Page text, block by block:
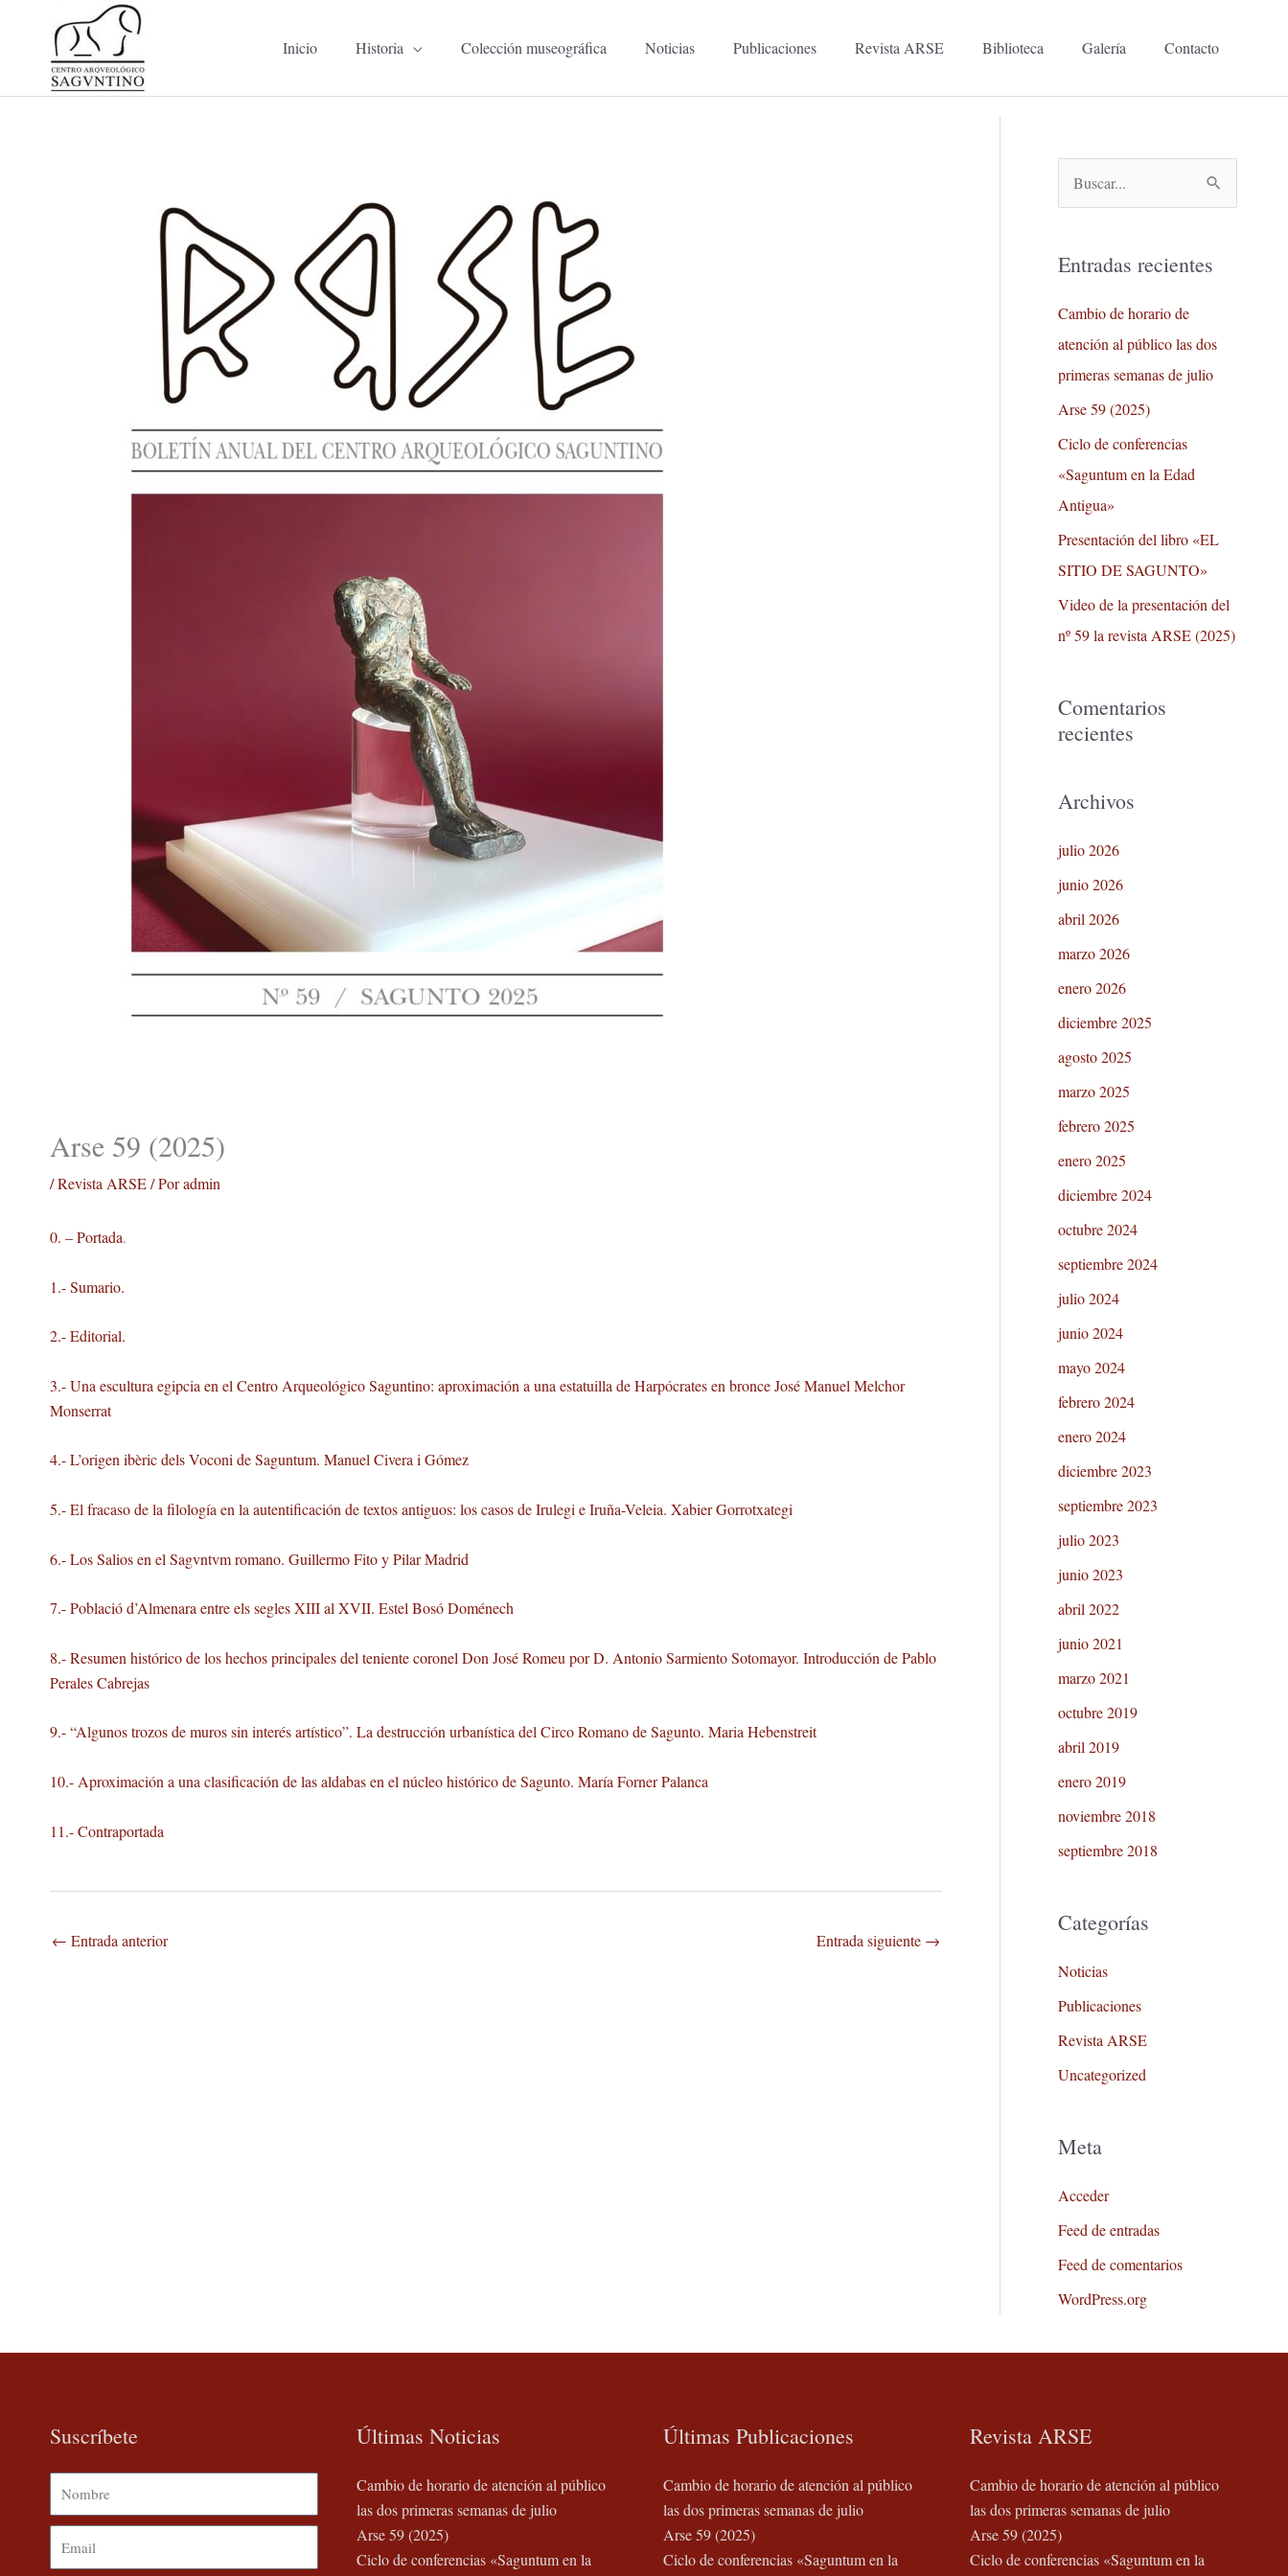
contenido
Inicio Historia Colección museográfica Noticias Publicaciones Revista ARSE Biblioteca Galería Contacto
Arse 59 (2025)
/Revista ARSE/ Poradmin
0. – Portada.
1.- Sumario.
2.- Editorial.
3.- Una escultura egipcia en el Centro Arqueológico Saguntino: aproximación a una estatuilla de Harpócrates en bronce José Manuel Melchor
Monserrat
4.- L’origen ibèric dels Voconi de Saguntum. Manuel Civera i Gómez
5.- El fracaso de la filología en la autentificación de textos antiguos: los casos de Irulegi e Iruña-Veleia. Xabier Gorrotxategi
6.- Los Salios en el Sagvntvm romano. Guillermo Fito y Pilar Madrid
7.- Població d’Almenara entre els segles XIII al XVII. Estel Bosó Doménech
8.- Resumen histórico de los hechos principales del teniente coronel Don José Romeu por D. Antonio Sarmiento Sotomayor. Introducción de Pablo
Perales Cabrejas
9.- “Algunos trozos de muros sin interés artístico”. La destrucción urbanística del Circo Romano de Sagunto. Maria Hebenstreit
10.- Aproximación a una clasificación de las aldabas en el núcleo histórico de Sagunto. María Forner Palanca
11.- Contraportada
← Entrada anterior Entrada siguiente →
c
a
r
p
o
Entradas recientes
Cambio de horario de
atención al público las dos
primeras semanas de julio
Arse 59 (2025)
Ciclo de conferencias
«Saguntum en la Edad
Antigua»
Presentación del libro «EL
SITIO DE SAGUNTO»
Video de la presentación del
nº 59 la revista ARSE (2025)
Comentarios
recientes
Archivos
julio 2026
junio 2026
abril 2026
marzo 2026
enero 2026
diciembre 2025
agosto 2025
marzo 2025
febrero 2025
enero 2025
diciembre 2024
octubre 2024
septiembre 2024
julio 2024
junio 2024
mayo 2024
febrero 2024
enero 2024
diciembre 2023
septiembre 2023
julio 2023
junio 2023
abril 2022
junio 2021
marzo 2021
octubre 2019
abril 2019
enero 2019
noviembre 2018
septiembre 2018
Categorías
Noticias
Publicaciones
Revista ARSE
Uncategorized
Meta
Acceder
Feed de entradas
Feed de comentarios
WordPress.org
Suscríbete Últimas Noticias
Cambio de horario de atención al público
las dos primeras semanas de julio
Arse 59 (2025)
Ciclo de conferencias «Saguntum en la
Últimas Publicaciones
Cambio de horario de atención al público
las dos primeras semanas de julio
Arse 59 (2025)
Ciclo de conferencias «Saguntum en la
Revista ARSE
Cambio de horario de atención al público
las dos primeras semanas de julio
Arse 59 (2025)
Ciclo de conferencias «Saguntum en la